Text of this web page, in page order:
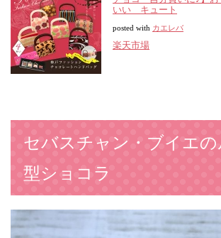
いい キュート
posted with カエレバ
楽天市場
セバスチャン・ブイエの
型ショコラ